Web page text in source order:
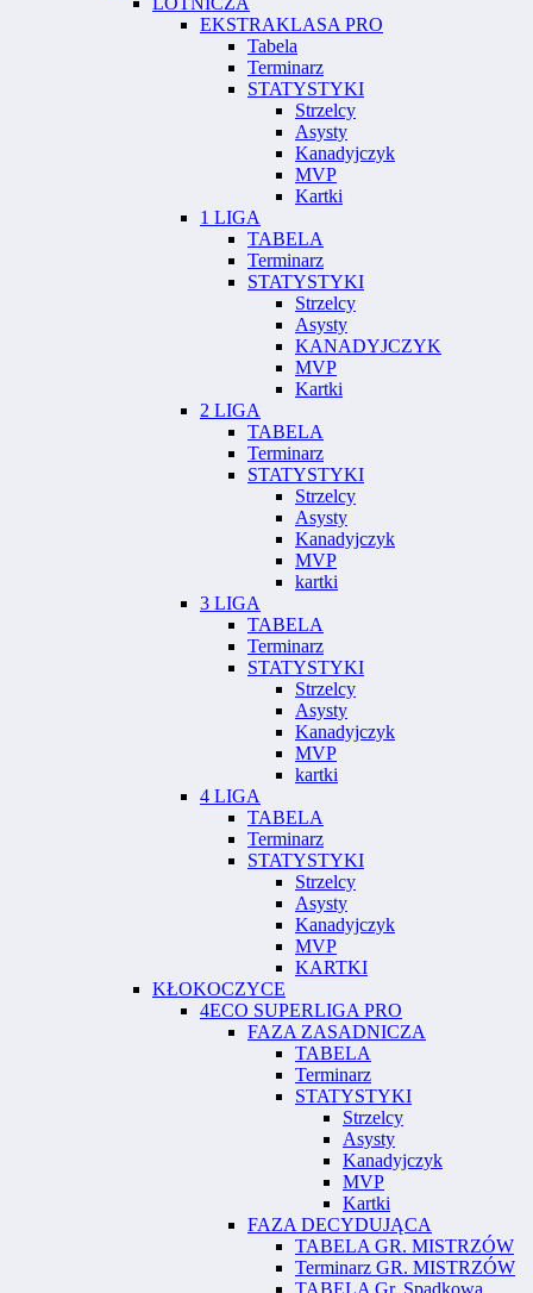
EKSTRAKLASA PRO
Tabela
Terminarz
STATYSTYKI
Strzelcy
Asysty
Kanadyjczyk
MVP
Kartki
1 LIGA
TABELA
Terminarz
STATYSTYKI
Strzelcy
Asysty
KANADYJCZYK
MVP
Kartki
2 LIGA
TABELA
Terminarz
STATYSTYKI
Strzelcy
Asysty
Kanadyjczyk
MVP
kartki
3 LIGA
TABELA
Terminarz
STATYSTYKI
Strzelcy
Asysty
Kanadyjczyk
MVP
kartki
4 LIGA
TABELA
Terminarz
STATYSTYKI
Strzelcy
Asysty
Kanadyjczyk
MVP
KARTKI
KŁOKOCZYCE
4ECO SUPERLIGA PRO
FAZA ZASADNICZA
TABELA
Terminarz
STATYSTYKI
Strzelcy
Asysty
Kanadyjczyk
MVP
Kartki
FAZA DECYDUJĄCA
TABELA GR. MISTRZÓW
Terminarz GR. MISTRZÓW
TABELA Gr. Spadkowa